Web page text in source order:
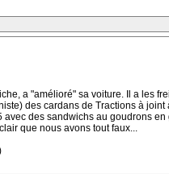
a "amélioré" sa voiture. Il a les
des cardans de Tractions à joint
des sandwichs au goudrons
que nous avons tout faux...